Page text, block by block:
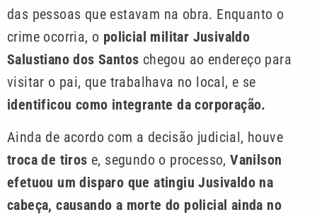
das pessoas que estavam na obra. Enquanto o
crime ocorria, o policial militar Jusivaldo
Salustiano dos Santos chegou ao endereço para
visitar o pai, que trabalhava no local, e se
identificou como integrante da corporação.
Ainda de acordo com a decisão judicial, houve
troca de tiros e, segundo o processo,Vanilson
efetuou um disparo que atingiu Jusivaldo na
cabeça, causando a morte do policial ainda no